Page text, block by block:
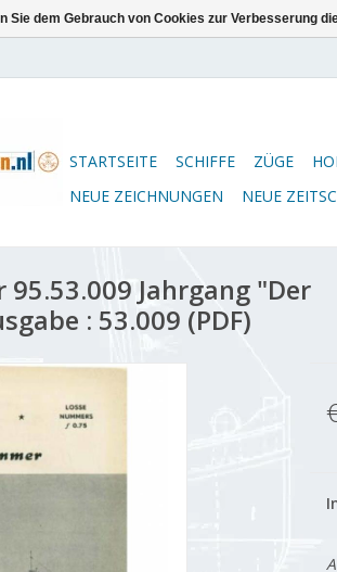
STARTSEITE SCHIFFE ZÜGE
NEUE ZEICHNUNGEN
NEUE
Jahrgang "Der
: 53.009 (PDF)
Sie dem Gebrauch von Cookies zur Verbesserung